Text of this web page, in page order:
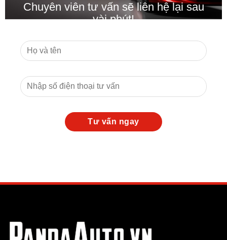
Chuyên viên tư vấn sẽ liên hệ lại sau
vài phút!